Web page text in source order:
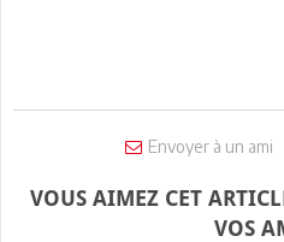
Envoyer à un ami
VOUS AIMEZ CET
VOS